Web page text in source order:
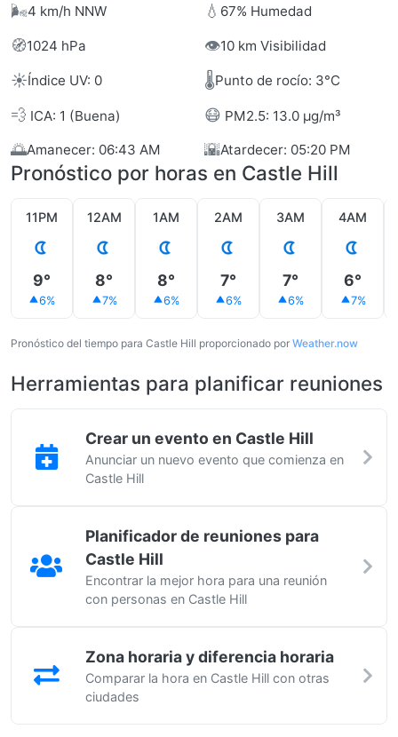
🌬️4 km/h NNW 💧 67% Humedad
🧭1024 hPa 👁️10 km Visibilidad
☀️Índice UV: 0 🌡️Punto de rocío: 3°C
💨 ICA: 1 (Buena) 😷 PM2.5: 13.0 µg/m³
🌅Amanecer: 06:43 AM 🌇Atardecer: 05:20 PM
Pronóstico por horas en Castle Hill
11PM
9°
6%
12AM
8°
7%
1AM
8°
6%
2AM
7°
6%
3AM
7°
6%
4AM
6°
7%
Pronóstico del tiempo para Castle Hill proporcionado por Weather.now
Herramientas para planificar reuniones
Crear un evento en Castle Hill
Anunciar un nuevo evento que comienza en
Castle Hill
Planificador de reuniones para
Castle Hill
Encontrar la mejor hora para una reunión
con personas en Castle Hill
Zona horaria y diferencia horaria
Comparar la hora en Castle Hill con otras
ciudades